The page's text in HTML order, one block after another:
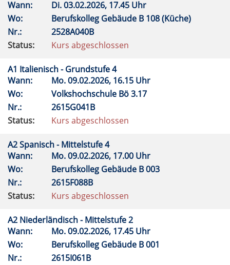
Wann:
Di.03.02.2026, 17.45 Uhr
Wo:
Berufskolleg Gebäude B 108 (Küche)
Nr.:
2528A040B
Status:
Kurs abgeschlossen
A1 Italienisch - Grundstufe 4
Wann:
Mo.09.02.2026, 16.15 Uhr
Wo:
Volkshochschule Bö 3.17
Nr.:
2615G041B
Status:
Kurs abgeschlossen
A2 Spanisch - Mittelstufe 4
Wann:
Mo.09.02.2026, 17.00 Uhr
Wo:
Berufskolleg Gebäude B 003
Nr.:
2615F088B
Status:
Kurs abgeschlossen
A2 Niederländisch - Mittelstufe 2
Wann:
Mo.09.02.2026, 17.45 Uhr
Wo:
Berufskolleg Gebäude B 001
Nr.:
2615I061B